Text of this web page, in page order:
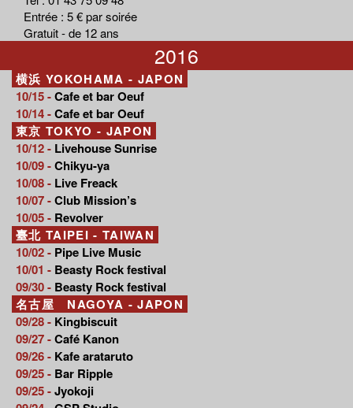
Entrée : 5 € par soirée
Gratuit - de 12 ans
2016
横浜 YOKOHAMA - JAPON
10/15 -Cafe et bar Oeuf
10/14 -Cafe et bar Oeuf
東京 TOKYO - JAPON
10/12 - Livehouse Sunrise
10/09 -Chikyu-ya
10/08 - Live Freack
10/07 -Club Mission’s
10/05 - Revolver
臺北 TAIPEI - TAIWAN
10/02 - Pipe Live Music
10/01 - Beasty Rock festival
09/30 - Beasty Rock festival
名古屋 NAGOYA - JAPON
09/28 - Kingbiscuit
09/27 -Café Kanon
09/26 - Kafe arataruto
09/25 - Bar Ripple
09/25 -Jyokoji